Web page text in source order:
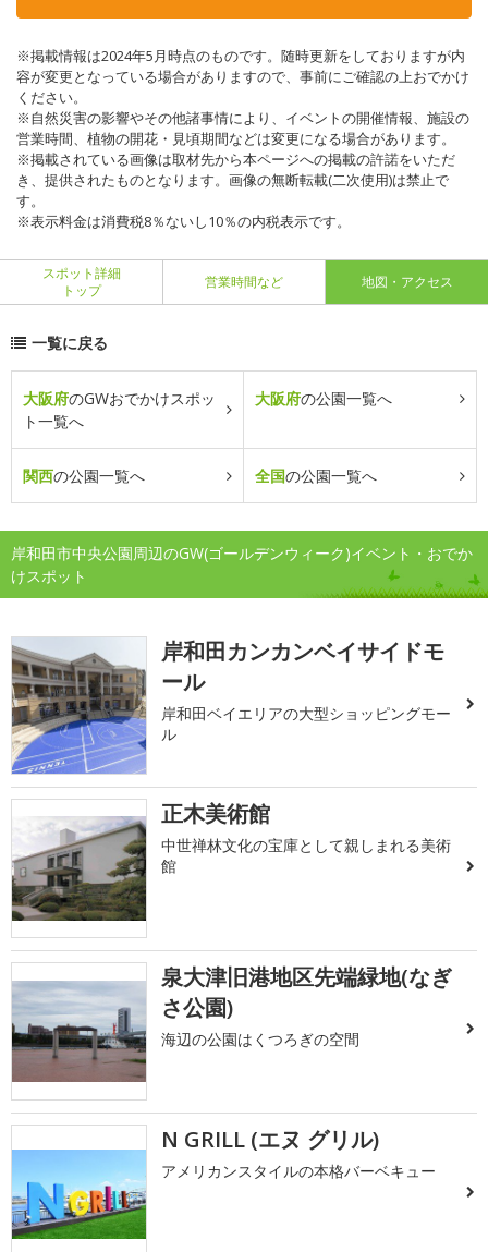
※掲載情報は2024年5月時点のものです。随時更新をしておりますが内
容が変更となっている場合がありますので、事前にご確認の上おでかけ
ください。
※自然災害の影響やその他諸事情により、イベントの開催情報、施設の
営業時間、植物の開花・見頃期間などは変更になる場合があります。
※掲載されている画像は取材先から本ページへの掲載の許諾をいただ
き、提供されたものとなります。画像の無断転載(二次使用)は禁止で
す。
※表示料金は消費税8％ないし10％の内税表示です。
スポット詳細
トップ
営業時間など 地図・アクセス
一覧に戻る
大阪府のGWおでかけスポッ
ト一覧へ
大阪府の公園一覧へ
関西の公園一覧へ 全国の公園一覧へ
岸和田市中央公園周辺のGW(ゴールデンウィーク)イベント・おでか
けスポット
岸和田カンカンベイサイドモ
ール
岸和田ベイエリアの大型ショッピングモー
ル
正木美術館
中世禅林文化の宝庫として親しまれる美術
館
泉大津旧港地区先端緑地(なぎ
さ公園)
海辺の公園はくつろぎの空間
N GRILL (エヌ グリル)
アメリカンスタイルの本格バーベキュー